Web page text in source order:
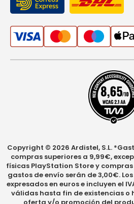
Copyright © 2026 Ardistel, S.L.
compras superiores a 9,99€,
físicas PlayStation Store y
gastos de envío serán de 3,00€.
expresados en euros e incluyen el
válidas hasta fin de existencias o